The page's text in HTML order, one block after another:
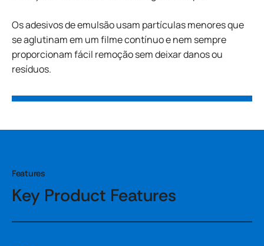
Os adesivos de emulsão usam partículas menores que
se aglutinam em um filme contínuo e nem sempre
proporcionam fácil remoção sem deixar danos ou
resíduos.
Features
Key Product Features